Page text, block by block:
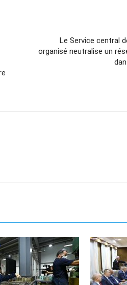
Le Service central
organisé neutralise un